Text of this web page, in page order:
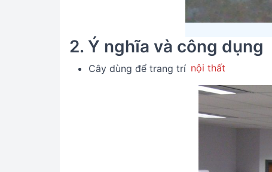
2. Ý nghĩa và công dụng
Cây dùng để trang trí nội thất